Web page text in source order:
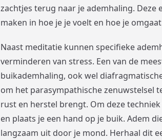
zachtjes terug naar je ademhaling.
maken in hoe je je voelt en hoe je
Naast meditatie kunnen specifieke
verminderen van stress. Een van de
buikademhaling, ook wel
om het parasympathische zenuwstelsel
rust en herstel brengt. Om deze
en plaats je een hand op je buik. Adem
langzaam uit door je mond. Herhaal dit